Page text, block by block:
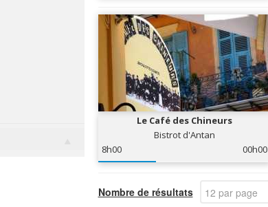
Le Café des Chineurs
Bistrot d'Antan
8h00
00h00
Nombre de résultats 12 par page